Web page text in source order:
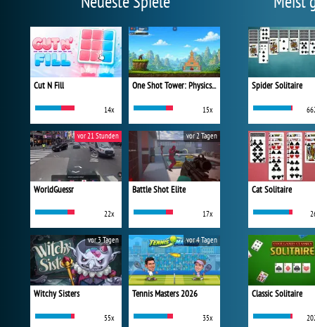
Cut N Fill
14x
One Shot Tower: Physics Destroyer
15x
WorldGuessr
22x
vor 21 Stunden
Battle Shot Elite
17x
vor 2 Tagen
Witchy Sisters
55x
vor 3 Tagen
Tennis Masters 2026
35x
vor 4 Tagen
Spider Solitaire
Cat Solitaire
Classic Solitaire